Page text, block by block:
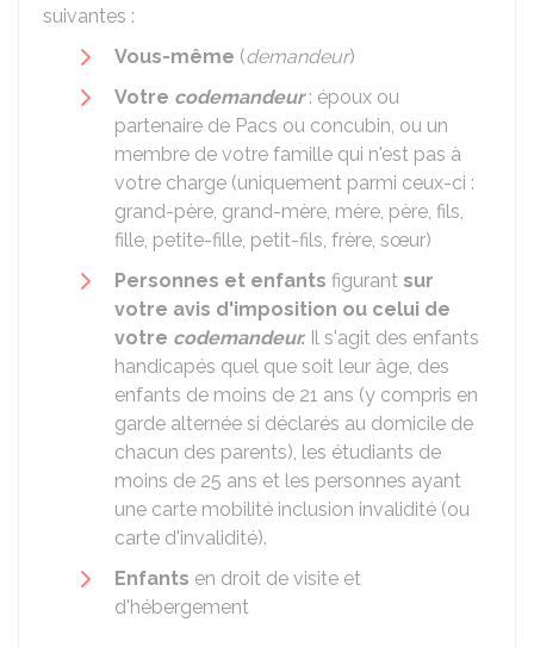
suivantes :
Vous-même (demandeur)
Votre codemandeur: époux ou
partenaire de Pacs ou concubin, ou un
membre de votre famille qui n'est pas à
votre charge (uniquement parmi ceux-ci :
grand-père, grand-mère, mère, père, fils,
fille, petite-fille, petit-fils, frère, sœur)
Personnes et enfants figurant sur
votre avis d'imposition ou celui de
votre codemandeur. Il s'agit des enfants
handicapés quel que soit leur âge, des
enfants de moins de 21 ans (y compris en
garde alternée si déclarés au domicile de
chacun des parents), les étudiants de
moins de 25 ans et les personnes ayant
une carte mobilité inclusion invalidité (ou
carte d'invalidité).
Enfants en droit de visite et
d'hébergement